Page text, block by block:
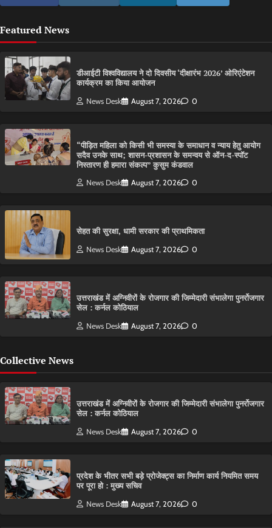
Featured News
डीआईटी विश्वविद्यालय ने दो दिवसीय ‘दीक्षारंभ 2026’ ओरिएंटेशन
कार्यक्रम का किया आयोजन
News Desk August 7, 2026 0
“पीड़ित महिला को किसी भी समस्या के समाधान व न्याय हेतु आयोग
सदैव उनके साथ; शासन-प्रशासन के समन्वय से ऑन-द-स्पॉट
निस्तारण ही हमारा संकल्प” कुसुम कंडवाल
News Desk August 7, 2026 0
सेहत की सुरक्षा, धामी सरकार की प्राथमिकता
News Desk August 7, 2026 0
उत्तराखंड में अग्निवीरों के रोजगार की जिम्मेदारी संभालेगा पुनर्रोजगार
सेल : कर्नल कोठियाल
News Desk August 7, 2026 0
Collective News
उत्तराखंड में अग्निवीरों के रोजगार की जिम्मेदारी संभालेगा पुनर्रोजगार
सेल : कर्नल कोठियाल
News Desk August 7, 2026 0
प्रदेश के भीतर सभी बड़े प्रोजेक्ट्स का निर्माण कार्य नियमित समय
पर पूरा हो : मुख्य सचिव
News Desk August 7, 2026 0